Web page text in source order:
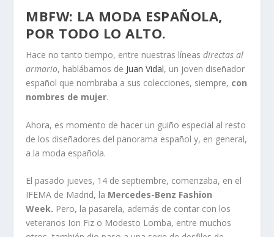
MBFW: LA MODA ESPAÑOLA,
POR TODO LO ALTO.
Hace no tanto tiempo, entre nuestras líneasdirectas al
armario, hablábamos de Juan Vidal, un joven diseñador
español que nombraba a sus colecciones, siempre, con
nombres de mujer.
Ahora, es momento de hacer un guiño especial al resto
de los diseñadores del panorama español y, en general,
a la moda española.
El pasado jueves, 14 de septiembre, comenzaba, en el
IFEMA de Madrid, la Mercedes-Benz Fashion
Week. Pero, la pasarela, además de contar con los
veteranos Ion Fiz o Modesto Lomba, entre muchos